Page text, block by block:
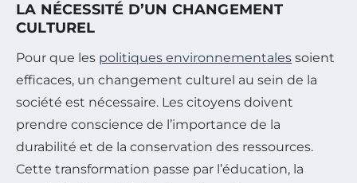
LA NÉCESSITÉ D’UN CHANGEMENT
CULTUREL
Pour que les politiques environnementales soient
efficaces, un changement culturel au sein de la
société est nécessaire. Les citoyens doivent
prendre conscience de l’importance de la
durabilité et de la conservation des ressources.
Cette transformation passe par l’éducation, la